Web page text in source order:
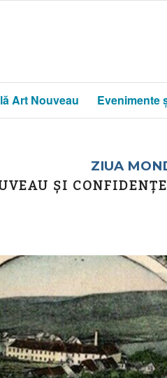
Art Nouveau Evenimente
ZIUA
ȘI